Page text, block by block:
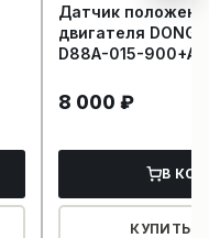
Датчик
двигателя DONG
D88A-015-900+A
8 000 ₽
В
КУПИТЬ В